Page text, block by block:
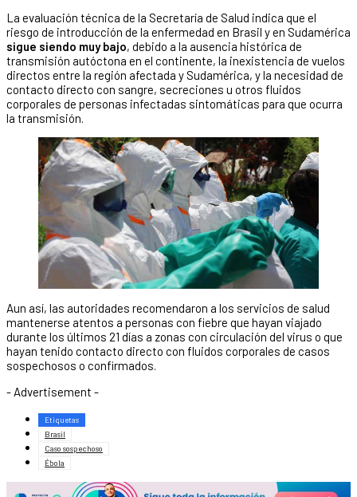
La evaluación técnica de la Secretaría de Salud indica que el
riesgo de introducción de la enfermedad en Brasil y en Sudamérica
sigue siendo muy bajo, debido a la ausencia histórica de
transmisión autóctona en el continente, la inexistencia de vuelos
directos entre la región afectada y Sudamérica, y la necesidad de
contacto directo con sangre, secreciones u otros fluidos
corporales de personas infectadas sintomáticas para que ocurra
la transmisión.
Aun así, las autoridades recomendaron a los servicios de salud
mantenerse atentos a personas con fiebre que hayan viajado
durante los últimos 21 días a zonas con circulación del virus o que
hayan tenido contacto directo con fluidos corporales de casos
sospechosos o confirmados.
- Advertisement -
Etiquetas
Brasil
Caso sospechoso
Ébola